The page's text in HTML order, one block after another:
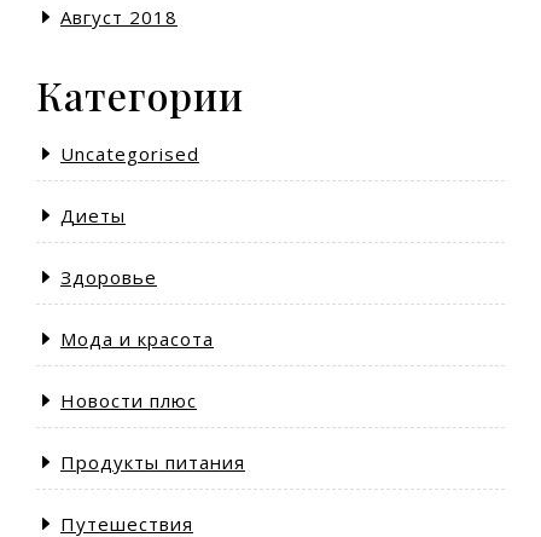
Август 2018
Категории
Uncategorised
Диеты
Здоровье
Мода и красота
Новости плюс
Продукты питания
Путешествия